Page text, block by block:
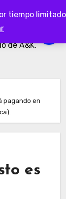
tiempo limitado
de A&K.
pagando en
es